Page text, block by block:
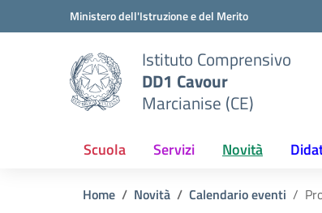
Vai ai contenuti
Vai al menu di navigazioneMinistero dell'Istruzione e del Merito
Istituto Comprensivo
DD1 Cavour
Marcianise (CE)
Scuola Servizi Novità
Home Novità Calendario eventi